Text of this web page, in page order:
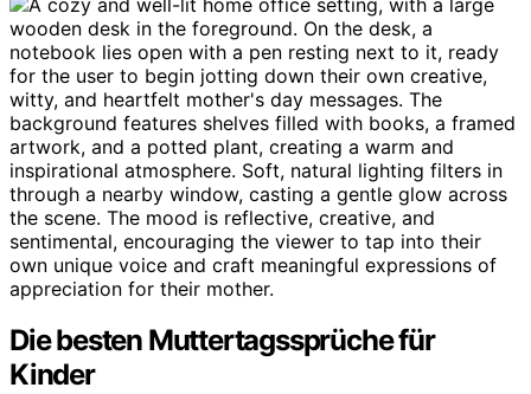
Die besten Muttertagssprüche für
Kinder